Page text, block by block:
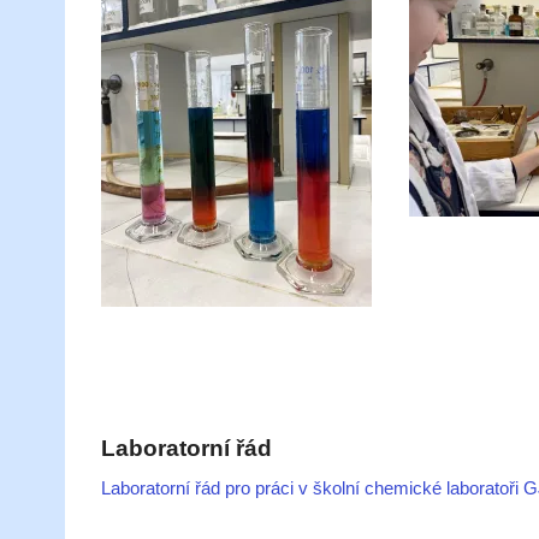
Laboratorní řád
Laboratorní řád pro práci v školní chemické laboratoři